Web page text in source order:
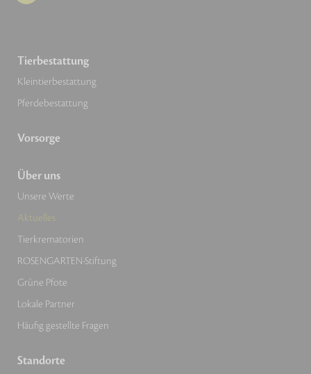
Tierbestattung
Kleintierbestattung
Pferdebestattung
Vorsorge
Über uns
Unsere Werte
Aktuelles
Tierkrematorien
ROSENGARTEN-Stiftung
Grüne Pfote
Lokale Partner
Häufig gestellte Fragen
Standorte